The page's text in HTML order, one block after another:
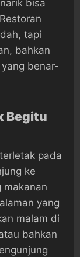
bisa
tapi
bahkan
benar-
Begitu
pada
ke
makanan
yang
malam di
bahkan